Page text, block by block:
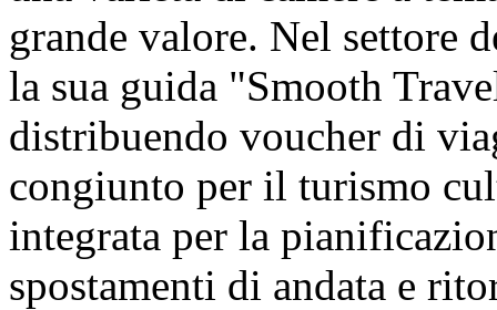
grande valore. Nel settore
la sua guida "Smooth
distribuendo voucher di
congiunto per il turismo
integrata per la
spostamenti di andata e